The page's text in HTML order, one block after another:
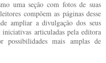
uma seção com fotos de suas
compõem as páginas desse
ampliar a divulgação dos seus
articuladas pela editora
possibilidades mais amplas de